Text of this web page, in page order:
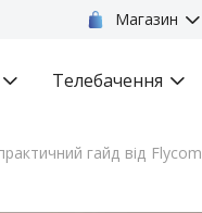
Магазин
Телебачення
гайд від Flycom